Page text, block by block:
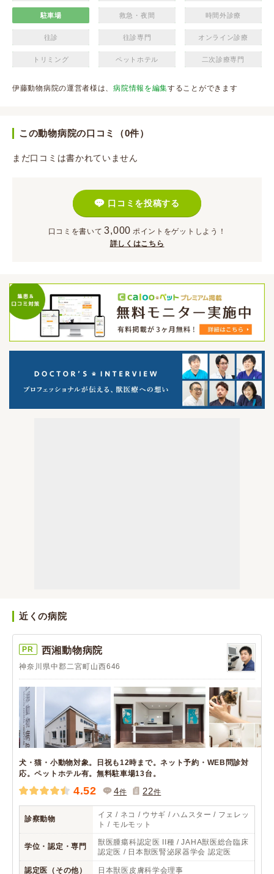
駐車場 救急・夜間 時間外診療
往診 往診専門 オンライン診療
トリミング ペットホテル 二次診療専門
伊藤動物病院の運営者様は、病院情報を編集することができます
この動物病院の口コミ（0件）
まだ口コミは書かれていません
口コミを投稿する
口コミを書いて 3,000 ポイント をゲットしよう！
詳しくはこちら
近くの病院
PR 西湘動物病院
神奈川県中郡二宮町山西646
犬・猫・小動物対象。日祝も12時まで。ネット予約・WEB問診対
応。ペットホテル有。無料駐車場13台。
4.52 4件 22件
診察動物
イヌ / ネコ / ウサギ / ハムスター / フェレッ
ト / モルモット
学位・認定・専門
獣医腫瘍科認定医 II種 / JAHA獣医総合臨床
認定医 / 日本獣医腎泌尿器学会 認定医
認定医（その他） 日本獣医皮膚科学会理事